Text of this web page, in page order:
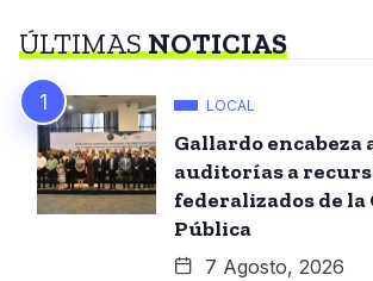
ÚLTIMASNOTICIAS
LOCAL
Gallardo encabeza
auditorías a
federalizados de la
Pública
7 Agosto, 2026